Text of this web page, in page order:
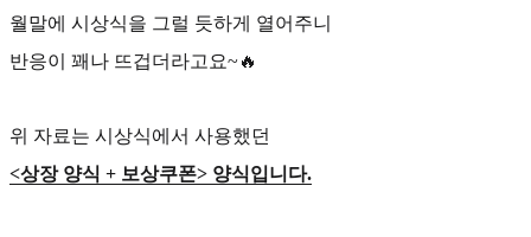
월말에 시상식을 그럴 듯하게 열어주니
반응이 꽤나 뜨겁더라고요~🔥
위 자료는 시상식에서 사용했던
<상장 양식 + 보상쿠폰> 양식입니다.